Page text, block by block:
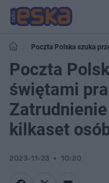
Poczta Polska szuka
znaleźć kilkaset osób!
Poczta
świętami
kilkaset
2023-11-23 10:20